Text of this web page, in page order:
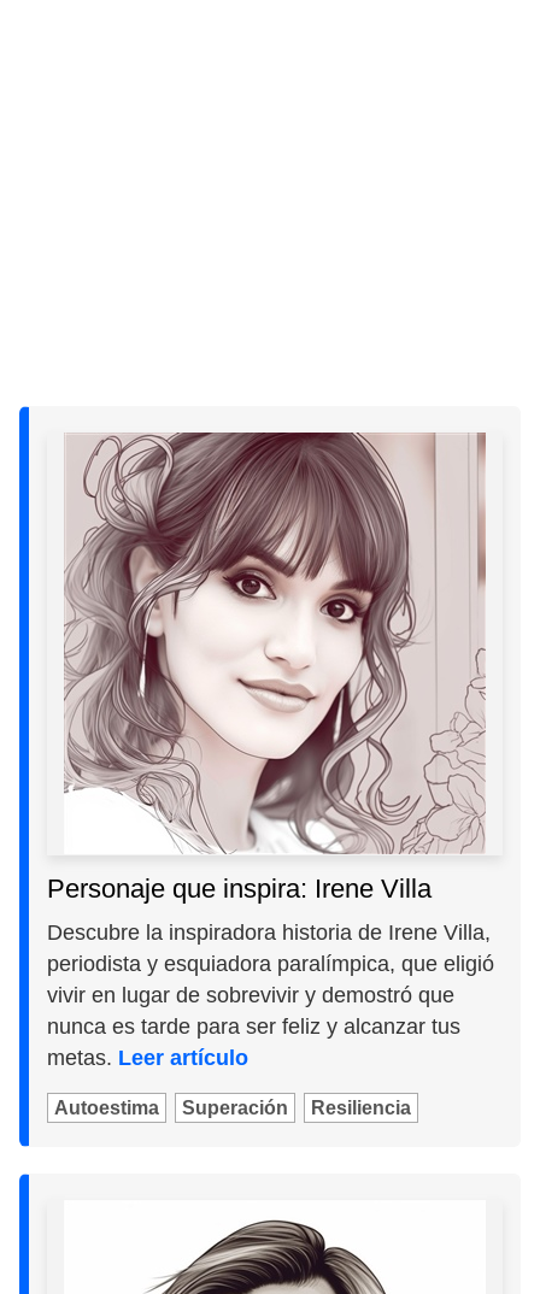
Personaje que inspira: Irene Villa
Descubre la inspiradora historia de Irene Villa,
periodista y esquiadora paralímpica, que eligió
vivir en lugar de sobrevivir y demostró que
nunca es tarde para ser feliz y alcanzar tus
metas. Leer artículo
Autoestima Superación Resiliencia